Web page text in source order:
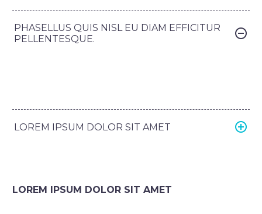
PHASELLUS QUIS NISL EU DIAM EFFICITUR
PELLENTESQUE.
LOREM IPSUM DOLOR SIT AMET
LOREM IPSUM DOLOR SIT AMET